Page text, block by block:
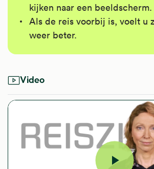
kijken naar een beeldscherm.
Als de reis voorbij is, voelt u
weer beter.
Video